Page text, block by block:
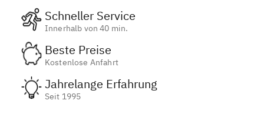
Schneller Service
Innerhalb von 40 min.
Beste Preise
Kostenlose Anfahrt
Jahrelange Erfahrung
Seit 1995